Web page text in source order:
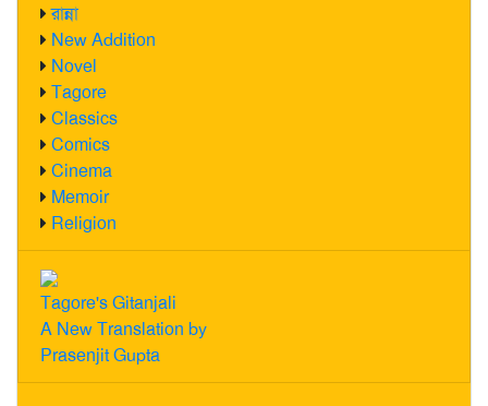
রান্না
New Addition
Novel
Tagore
Classics
Comics
Cinema
Memoir
Religion
Tagore's Gitanjali
A New Translation by
Prasenjit Gupta